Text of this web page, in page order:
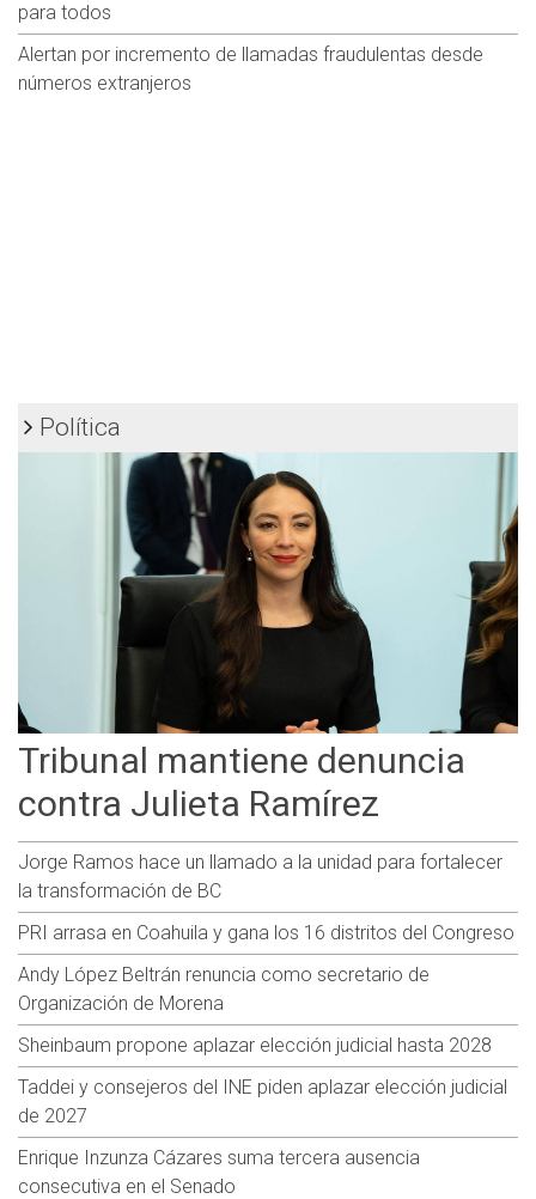
para todos
Alertan por incremento de llamadas fraudulentas desde
números extranjeros
Política
Tribunal mantiene denuncia
contra Julieta Ramírez
Jorge Ramos hace un llamado a la unidad para fortalecer
la transformación de BC
PRI arrasa en Coahuila y gana los 16 distritos del Congreso
Andy López Beltrán renuncia como secretario de
Organización de Morena
Sheinbaum propone aplazar elección judicial hasta 2028
Taddei y consejeros del INE piden aplazar elección judicial
de 2027
Enrique Inzunza Cázares suma tercera ausencia
consecutiva en el Senado